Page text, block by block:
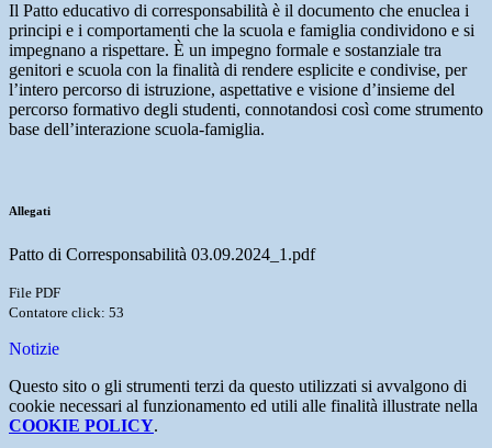
Il Patto educativo di corresponsabilità è il documento che enuclea i
principi e i comportamenti che la scuola e famiglia condividono e si
impegnano a rispettare. È un impegno formale e sostanziale tra
genitori e scuola con la finalità di rendere esplicite e condivise, per
l’intero percorso di istruzione, aspettative e visione d’insieme del
percorso formativo degli studenti, connotandosi così come strumento
base dell’interazione scuola-famiglia.
Allegati
Patto di Corresponsabilità 03.09.2024_1.pdf
File PDF
Contatore click: 53
Notizie
Questo sito o gli strumenti terzi da questo utilizzati si avvalgono di
cookie necessari al funzionamento ed utili alle finalità illustrate nella
COOKIE POLICY.